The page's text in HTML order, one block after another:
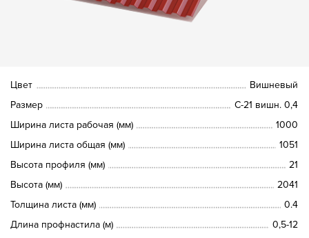
Цвет
Вишневый
Размер
С-21 вишн. 0,4
Ширина листа рабочая (мм)
1000
Ширина листа общая (мм)
1051
Высота профиля (мм)
21
Высота (мм)
2041
Толщина листа (мм)
0.4
Длина профнастила (м)
0,5-12